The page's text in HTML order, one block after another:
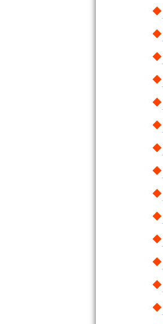
◆
◆
◆
◆
◆
◆
◆
◆
◆
◆
◆
◆
◆
◆